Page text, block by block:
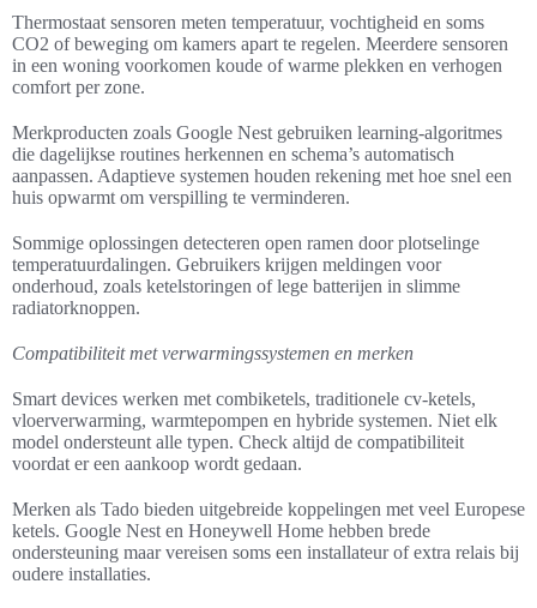
Thermostaat sensoren meten temperatuur, vochtigheid en soms
CO2 of beweging om kamers apart te regelen. Meerdere sensoren
in een woning voorkomen koude of warme plekken en verhogen
comfort per zone.
Merkproducten zoals Google Nest gebruiken learning-algoritmes
die dagelijkse routines herkennen en schema’s automatisch
aanpassen. Adaptieve systemen houden rekening met hoe snel een
huis opwarmt om verspilling te verminderen.
Sommige oplossingen detecteren open ramen door plotselinge
temperatuurdalingen. Gebruikers krijgen meldingen voor
onderhoud, zoals ketelstoringen of lege batterijen in slimme
radiatorknoppen.
Compatibiliteit met verwarmingssystemen en merken
Smart devices werken met combiketels, traditionele cv-ketels,
vloerverwarming, warmtepompen en hybride systemen. Niet elk
model ondersteunt alle typen. Check altijd de compatibiliteit
voordat er een aankoop wordt gedaan.
Merken als Tado bieden uitgebreide koppelingen met veel Europese
ketels. Google Nest en Honeywell Home hebben brede
ondersteuning maar vereisen soms een installateur of extra relais bij
oudere installaties.